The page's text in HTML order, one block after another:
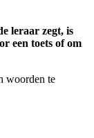
leraar zegt, is
een toets of om
woorden te